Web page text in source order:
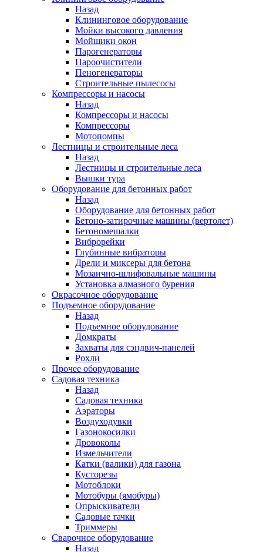
Назад
Клининговое оборудование
Мойки высокого давления
Мойщики окон
Парогенераторы
Пароочистители
Пеногенераторы
Строительные пылесосы
Компрессоры и насосы
Назад
Компрессоры и насосы
Компрессоры
Мотопомпы
Лестницы и строительные леса
Назад
Лестницы и строительные леса
Вышки тура
Оборудование для бетонных работ
Назад
Оборудование для бетонных работ
Бетоно-затирочные машины (вертолет)
Бетономешалки
Виброрейки
Глубинные вибраторы
Дрели и миксеры для бетона
Мозаично-шлифовальные машины
Установка алмазного бурения
Окрасочное оборудование
Подъемное оборудование
Назад
Подъемное оборудование
Домкраты
Захваты для сэндвич-панелей
Рохли
Прочее оборудование
Садовая техника
Назад
Садовая техника
Аэраторы
Воздуходувки
Газонокосилки
Дровоколы
Измельчители
Катки (валики) для газона
Кусторезы
Мотоблоки
Мотобуры (ямобуры)
Опрыскиватели
Садовые тачки
Триммеры
Сварочное оборудование
Назад